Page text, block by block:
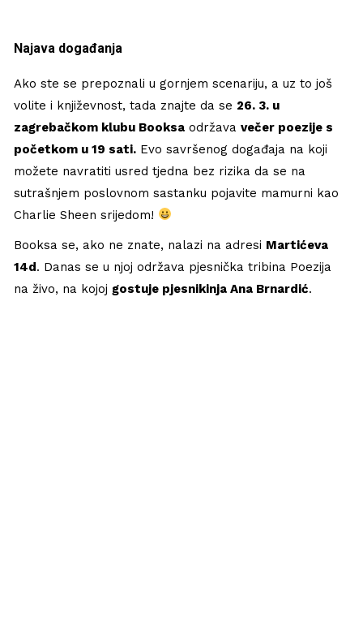
Najava događanja
Ako ste se prepoznali u gornjem scenariju, a uz to još
volite i književnost, tada znajte da se 26. 3. u
zagrebačkom klubu Booksa održavavečer poezije s
početkom u 19 sati. Evo savršenog događaja na koji
možete navratiti usred tjedna bez rizika da se na
sutrašnjem poslovnom sastanku pojavite mamurni kao
Charlie Sheen srijedom!
Booksa se, ako ne znate, nalazi na adresi Martićeva
14d. Danas se u njoj održava pjesnička tribina Poezija
na živo, na kojoj gostuje pjesnikinja Ana Brnardić.